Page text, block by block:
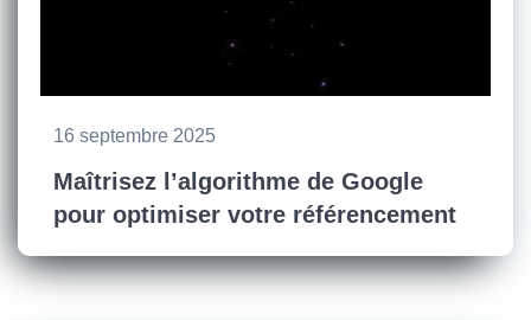
16 septembre 2025
Maîtrisez l’algorithme de Google
pour optimiser votre référencement